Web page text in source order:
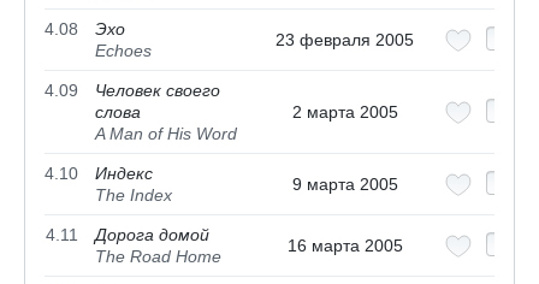
4.08
Эхо
Echoes
23 февраля 2005
4.09
Человек своего
слова
A Man of His Word
2 марта 2005
4.10
Индекс
The Index
9 марта 2005
4.11
Дорога домой
The Road Home
16 марта 2005